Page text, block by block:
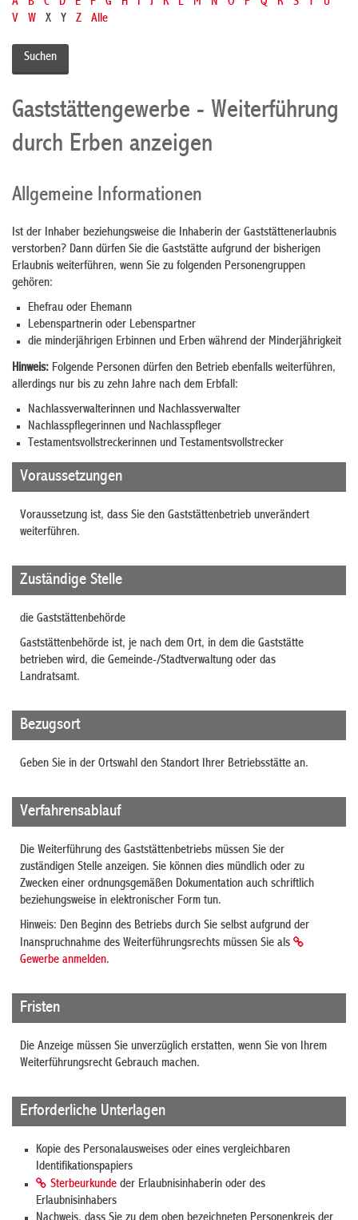
V
W X Y Z Alle
Gaststättengewerbe - Weiterführung
durch Erben anzeigen
Allgemeine Informationen
Ist der Inhaber beziehungsweise die Inhaberin der Gaststättenerlaubnis
verstorben? Dann dürfen Sie die Gaststätte aufgrund der bisherigen
Erlaubnis weiterführen, wenn Sie zu folgenden Personengruppen
gehören:
Ehefrau oder Ehemann
Lebenspartnerin oder Lebenspartner
die minderjährigen Erbinnen und Erben während der Minderjährigkeit
Hinweis: Folgende Personen dürfen den Betrieb ebenfalls weiterführen,
allerdings nur bis zu zehn Jahre nach dem Erbfall:
Nachlassverwalterinnen und Nachlassverwalter
Nachlasspflegerinnen und Nachlasspfleger
Testamentsvollstreckerinnen und Testamentsvollstrecker
Voraussetzungen
Voraussetzung ist, dass Sie den Gaststättenbetrieb unverändert
weiterführen.
Zuständige Stelle
die Gaststättenbehörde
Gaststättenbehörde ist, je nach dem Ort, in dem die Gaststätte
betrieben wird, die Gemeinde-/Stadtverwaltung oder das
Landratsamt.
Bezugsort
Geben Sie in der Ortswahl den Standort Ihrer Betriebsstätte an.
Verfahrensablauf
Die Weiterführung des Gaststättenbetriebs müssen Sie der
zuständigen Stelle anzeigen. Sie können dies mündlich oder zu
Zwecken einer ordnungsgemäßen Dokumentation auch schriftlich
beziehungsweise in elektronischer Form tun.
Hinweis: Den Beginn des Betriebs durch Sie selbst aufgrund der
Inanspruchnahme des Weiterführungsrechts müssen Sie als
Gewerbe anmelden.
Fristen
Die Anzeige müssen Sie unverzüglich erstatten, wenn Sie von Ihrem
Weiterführungsrecht Gebrauch machen.
Erforderliche Unterlagen
Kopie des Personalausweises oder eines vergleichbaren
Identifikationspapiers
Sterbeurkunde der Erlaubnisinhaberin oder des
Erlaubnisinhabers